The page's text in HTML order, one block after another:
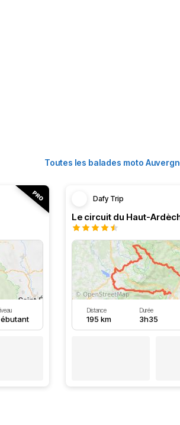
Toutes les balades moto
Dafy Trip
Le circuit du Haut-
Distance
195 km
Durée
3h35